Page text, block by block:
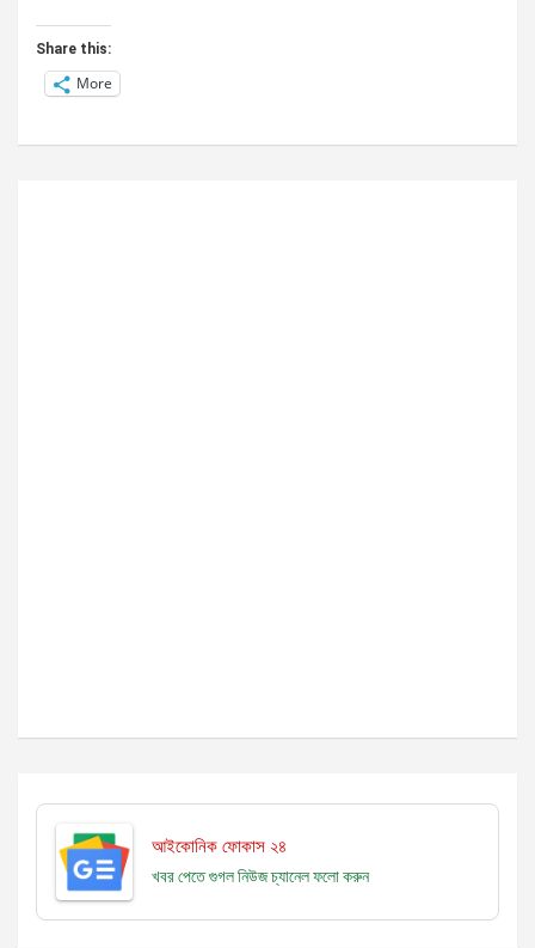
Share this:
More
আইকোনিক ফোকাস ২৪
খবর পেতে গুগল নিউজ চ্যানেলফলো করুন